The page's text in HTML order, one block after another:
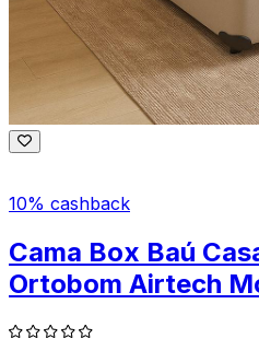
10% cashback
Cama Box Baú
Ortobom Airtech